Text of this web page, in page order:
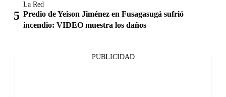
La Red
Predio de Yeison Jiménez en Fusagasugá sufrió
incendio: VIDEO muestra los daños
PUBLICIDAD